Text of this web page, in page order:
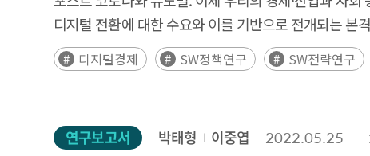
potential risks. Software algorithm malfunctions
software safety features to reduce and prevent
safety devices fail to prevent, and instead cause,
software safety management, identifying areas
디지털 전환에 대한 수요와 이를 기반으로 전개되는 본
(후략)
디지털경제 SW정책연구 SW전략연구
연구보고서 박태형 이중엽 2022.05.25